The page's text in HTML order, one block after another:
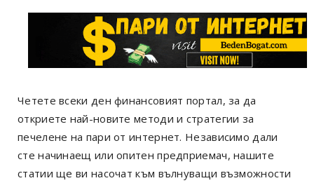
Четете всеки ден финансовият портал, за да
откриете най-новите методи и стратегии за
печелене на пари от интернет. Независимо дали
сте начинаещ или опитен предприемач, нашите
статии ще ви насочат към вълнуващи възможности